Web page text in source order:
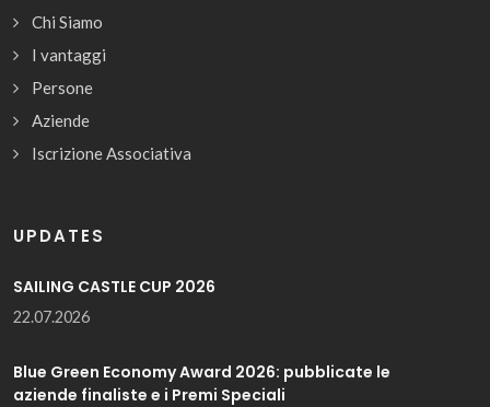
Chi Siamo
I vantaggi
Persone
Aziende
Iscrizione Associativa
UPDATES
SAILING CASTLE CUP 2026
22.07.2026
Blue Green Economy Award 2026: pubblicate le
aziende finaliste e i Premi Speciali